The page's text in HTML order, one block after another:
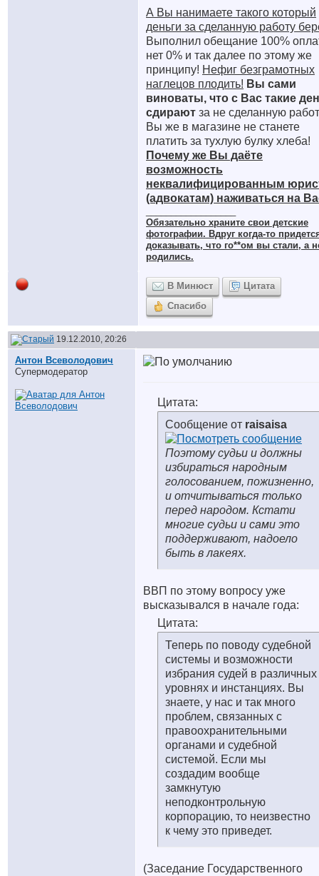
А Вы нанимаете такого который
деньги за сделанную работу
Выполнил обещание 100%
нет 0% и так далее по этому же
принципу! Нефиг безграмотных
наглецов плодить! Вы сами
виноваты, что с Вас такие
сдирают за не сделанную
Вы же в магазине не станете
платить за тухлую булку хлеба!
Почему же Вы даёте
возможность
неквалифицированным
(адвокатам) наживаться на
Обязательно храните cвои детские
фотографии. Вдруг когда-то
доказывать, что го**ом вы стали, а
родились.
В Минюст
Цитата
Спасибо
19.12.2010, 20:26
Антон Всеволодович
Супермодератор
Цитата:
Сообщение от raisaisa
Поэтому судьи и должны
избираться народным
голосованием, пожизненно,
и отчитываться только
перед народом. Кстати
многие судьи и сами это
поддерживают, надоело
быть в лакеях.
ВВП по этому вопросу уже
высказывался в начале года:
Цитата:
Теперь по поводу судебной
системы и возможности
избрания судей в различных
уровнях и инстанциях. Вы
знаете, у нас и так много
проблем, связанных с
правоохранительными
органами и судебной
системой. Если мы
создадим вообще
замкнутую
неподконтрольную
корпорацию, то неизвестно
к чему это приведет.
(Заседание Государственного